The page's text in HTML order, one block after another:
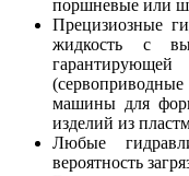
поршневые или
Прецизиозные
жидкость с
машины для
изделий из
Любые
вероятность